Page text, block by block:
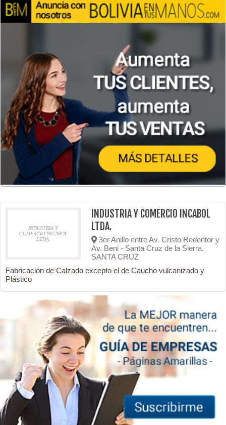
INDUSTRIA Y
COMERCIO INCABOL
LTDA.
INDUSTRIA Y COMERCIO INCABOL
LTDA.
3er Anillo entre Av. Cristo Redentor y
Av. Beni - Santa Cruz de la Sierra,
SANTA CRUZ
Fabricación de Calzado excepto el de Caucho vulcanizado y
Plástico